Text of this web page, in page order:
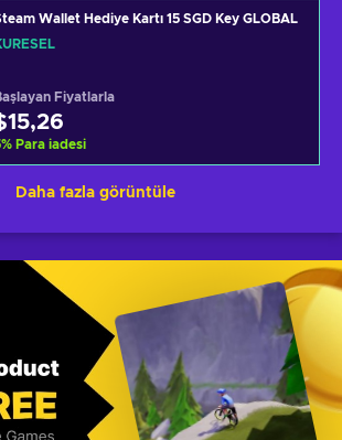
Wallet Hediye Kartı 15 SGD Key GLOBAL
Fiyatlarla
% Para iadesi
Daha fazla görüntüle